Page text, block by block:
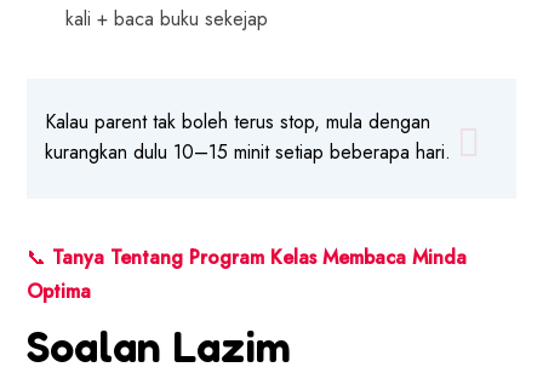
kali + baca buku sekejap
Kalau parent tak boleh terus stop, mula dengan
kurangkan dulu 10–15 minit setiap beberapa hari.
📞 Tanya Tentang Program Kelas Membaca Minda
Optima
Soalan Lazim